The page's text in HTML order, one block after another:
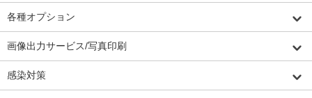
各種オプション
画像出力サービス/写真印刷
感染対策